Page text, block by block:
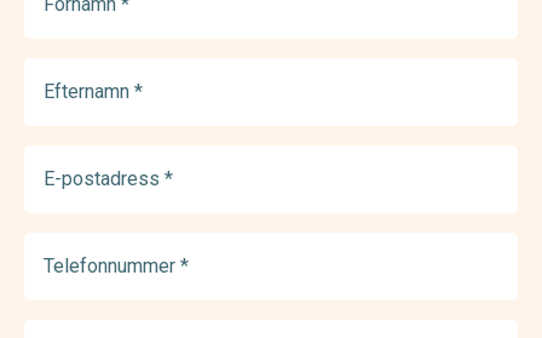
(Required)
(Required)
postadress
(Required)